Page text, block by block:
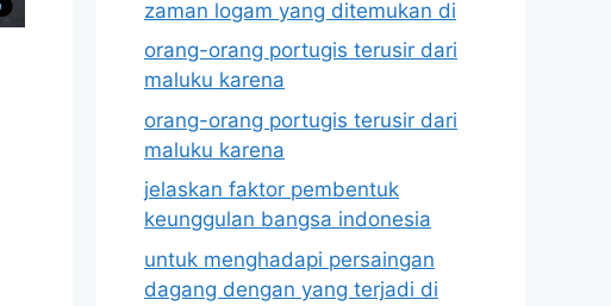
zaman logam yang ditemukan di
orang-orang portugis terusir dari
maluku karena
orang-orang portugis terusir dari
maluku karena
jelaskan faktor pembentuk
keunggulan bangsa indonesia
untuk menghadapi persaingan
dagang dengan yang terjadi di